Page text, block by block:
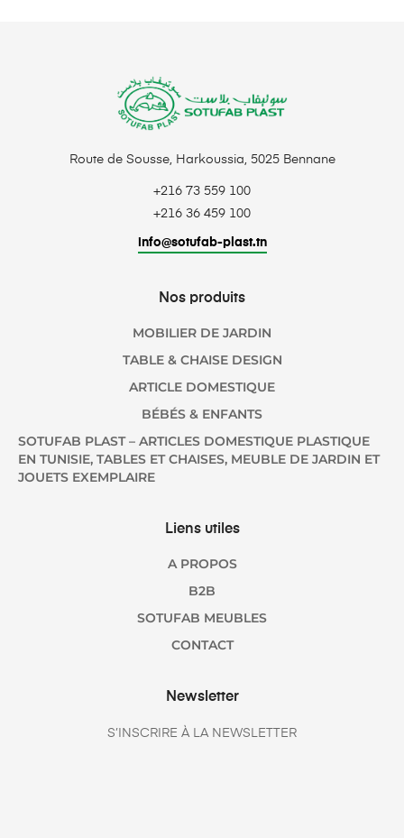
Route de Sousse, Harkoussia, 5025 Bennane
+216 73 559 100
+216 36 459 100
info@sotufab-plast.tn
Nos produits
MOBILIER DE JARDIN
TABLE & CHAISE DESIGN
ARTICLE DOMESTIQUE
BÉBÉS & ENFANTS
SOTUFAB PLAST – ARTICLES DOMESTIQUE PLASTIQUE
EN TUNISIE, TABLES ET CHAISES, MEUBLE DE JARDIN ET
JOUETS EXEMPLAIRE
Liens utiles
A PROPOS
B2B
SOTUFAB MEUBLES
CONTACT
Newsletter
S’INSCRIRE À LA NEWSLETTER